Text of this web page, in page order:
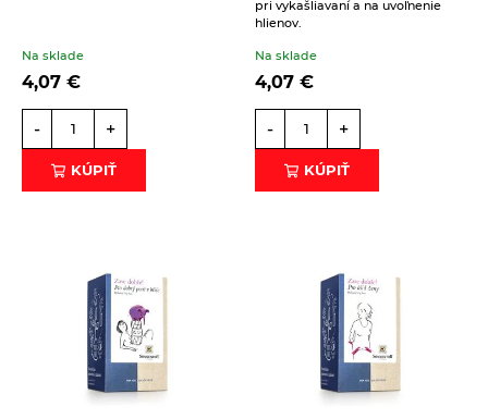
Keramické slniečko
Kúpele na detoxikáciu organizmu
Literatúra
Tašky, vrecká
Na sklade
4,07 €
- +
KÚPIŤ
pri vykašliavaní a na uvoľnenie
hlienov.
Na sklade
4,07 €
- +
KÚPIŤ